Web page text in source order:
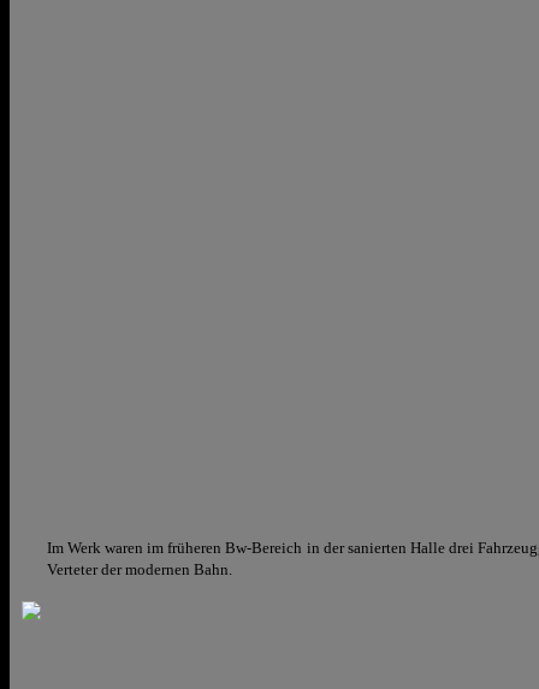
Im Werk waren im früheren Bw-Bereich in der sanierten Halle drei
Verteter der modernen Bahn.